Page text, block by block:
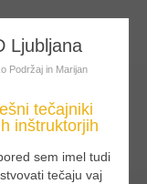
dalje
Ljubljana
Podržaj in Marijan
tečajniki
inštruktorjih
sem imel tudi
tečaju vaj